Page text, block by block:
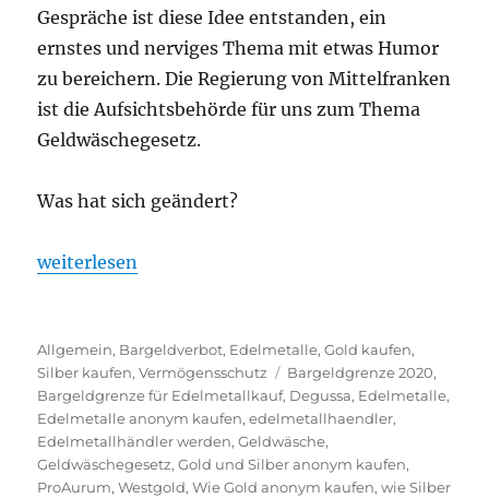
Gespräche ist diese Idee entstanden, ein
ernstes und nerviges Thema mit etwas Humor
zu bereichern. Die Regierung von Mittelfranken
ist die Aufsichtsbehörde für uns zum Thema
Geldwäschegesetz.
Was hat sich geändert?
„Wie Sie anonym 2020 Gold und Silber einkaufen
weiterlesen
Kategorien
Allgemein, Bargeldverbot, Edelmetalle,Gold kaufen,
Silber kaufen,Vermögensschutz Schlagwörter
Bargeldgrenze 2020,
Bargeldgrenze für Edelmetallkauf, Degussa, Edelmetalle,
Edelmetalle anonym kaufen,edelmetallhaendler,
Edelmetallhändler werden,Geldwäsche,
Geldwäschegesetz,Gold und Silber anonym kaufen,
ProAurum,Westgold,Wie Gold anonym kaufen,wie Silber